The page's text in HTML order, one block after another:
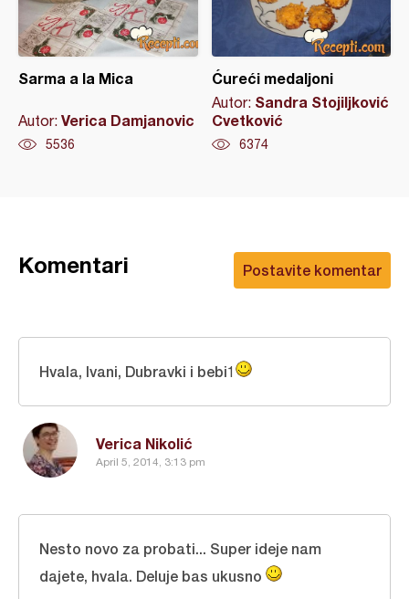
Sarma a la Mica
Autor: Verica Damjanovic
5536
Ćureći medaljoni
Autor: Sandra Stojiljković
Cvetković
6374
Postavite komentar
Komentari
Verica Nikolić
April 5, 2014, 3:13 pm
Hvala, Ivani, Dubravki i bebi1
Nesto novo za probati... Super ideje nam
dajete, hvala. Deluje bas ukusno